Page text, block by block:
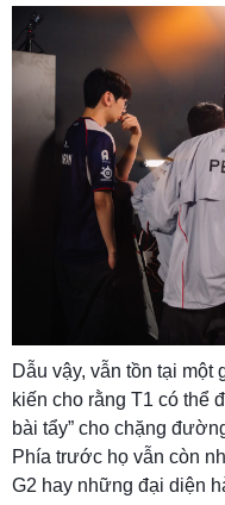
Dẫu vậy, vẫn tồn tại
kiến cho rằng T1 có thể
bài tẩy” cho chặng
Phía trước họ vẫn còn
G2 hay những đại diện